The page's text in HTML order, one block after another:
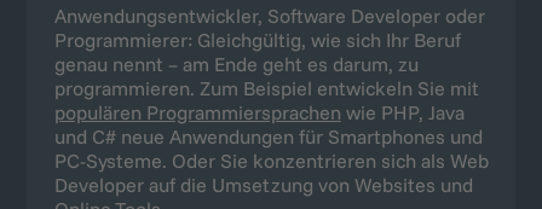
Anwendungsentwickler, Software Developer oder
Programmierer: Gleichgültig, wie sich Ihr Beruf
genau nennt – am Ende geht es darum, zu
programmieren. Zum Beispiel entwickeln Sie mit
populären Programmiersprachen wie PHP, Java
und C# neue Anwendungen für Smartphones und
PC-Systeme. Oder Sie konzentrieren sich als Web
Developer auf die Umsetzung von Websites und